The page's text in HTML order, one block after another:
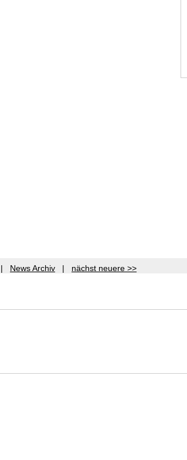
News Archiv | nächst neuere >>